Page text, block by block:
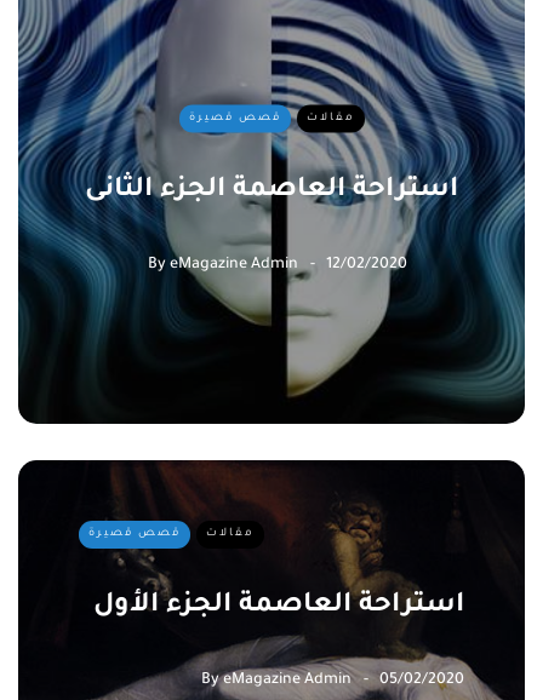
قصص قصيرة مقالات
استراحة العاصمة الجزء الثانى
By eMagazine Admin 12/02/2020
قصص قصيرة مقالات
استراحة العاصمة الجزء الأول
ByeMagazine Admin 05/02/2020